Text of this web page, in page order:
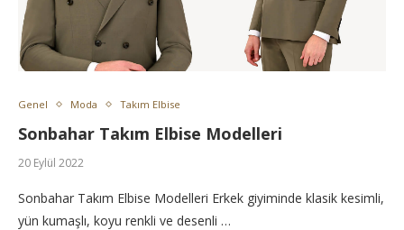
Genel Moda Takım Elbise
Sonbahar Takım Elbise Modelleri
20 Eylül 2022
Sonbahar Takım Elbise Modelleri Erkek giyiminde klasik kesimli,
yün kumaşlı, koyu renkli ve desenli …